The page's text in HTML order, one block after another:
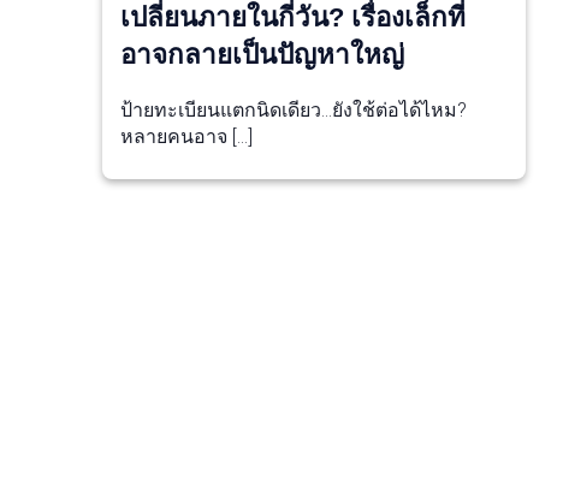
เปลี่ยนภายในกี่วัน? เรื่องเล็กที่
อาจกลายเป็นปัญหาใหญ่
ป้ายทะเบียนแตกนิดเดียว…ยังใช้ต่อได้ไหม?
หลายคนอาจ […]